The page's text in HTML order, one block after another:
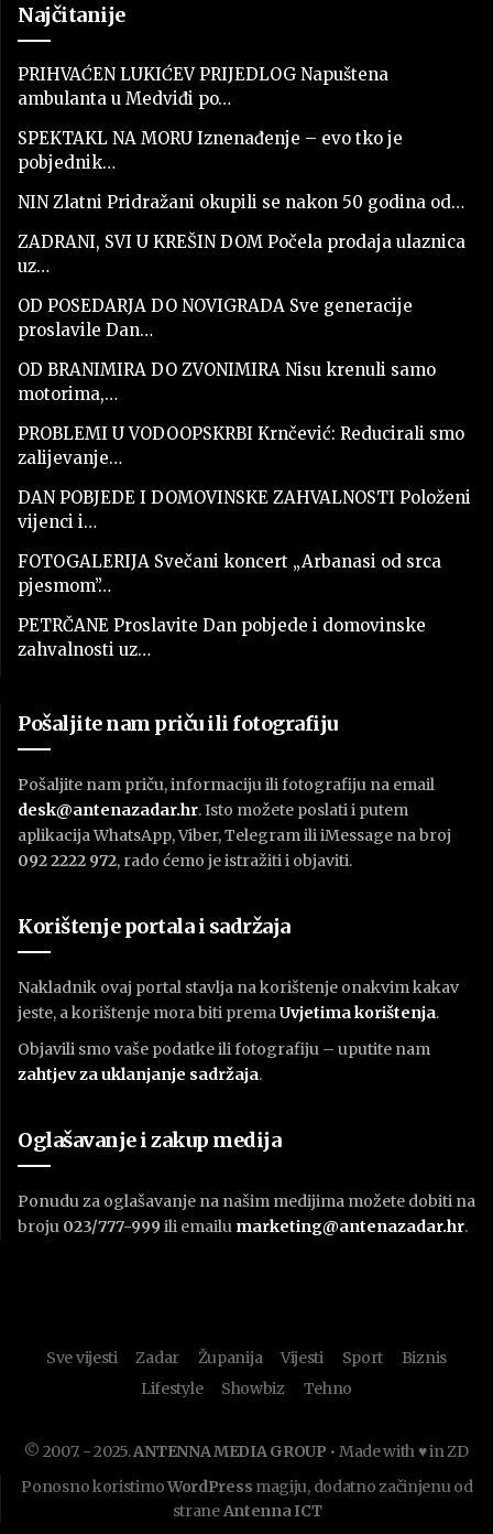
Najčitanije
PRIHVAĆEN LUKIĆEV PRIJEDLOG Napuštena
ambulanta u Medviđi po…
SPEKTAKL NA MORU Iznenađenje – evo tko je
pobjednik…
NIN Zlatni Pridražani okupili se nakon 50 godina od…
ZADRANI, SVI U KREŠIN DOM Počela prodaja ulaznica
uz…
OD POSEDARJA DO NOVIGRADA Sve generacije
proslavile Dan…
OD BRANIMIRA DO ZVONIMIRA Nisu krenuli samo
motorima,…
PROBLEMI U VODOOPSKRBI Krnčević: Reducirali smo
zalijevanje…
DAN POBJEDE I DOMOVINSKE ZAHVALNOSTI Položeni
vijenci i…
FOTOGALERIJA Svečani koncert „Arbanasi od srca
pjesmom”…
PETRČANE Proslavite Dan pobjede i domovinske
zahvalnosti uz…
Pošaljite nam priču ili fotografiju
Pošaljite nam priču, informaciju ili fotografiju na email
desk@antenazadar.hr. Isto možete poslati i putem
aplikacija WhatsApp, Viber, Telegram ili iMessage na broj
092 2222 972, rado ćemo je istražiti i objaviti.
Korištenje portala i sadržaja
Nakladnik ovaj portal stavlja na korištenje onakvim kakav
jeste, a korištenje mora biti premaUvjetima korištenja.
Objavili smo vaše podatke ili fotografiju – uputite nam
zahtjev za uklanjanje sadržaja.
Oglašavanje i zakup medija
Ponudu za oglašavanje na našim medijima možete dobiti na
broju 023/777-999 ili emailu marketing@antenazadar.hr.
Sve vijesti Zadar Županija Vijesti Sport
Biznis
Lifestyle
Showbiz Tehno
© 2007. - 2025.ANTENNA MEDIA GROUP • Made with ♥ in ZD
Ponosno koristimoWordPress magiju, dodatno začinjenu od
straneAntenna ICT